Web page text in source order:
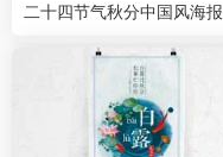
二十四节气秋分中国风海报